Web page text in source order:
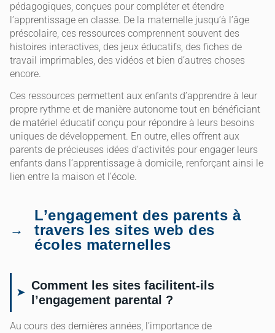
pédagogiques, conçues pour compléter et étendre
l’apprentissage en classe. De la maternelle jusqu’à l’âge
préscolaire, ces ressources comprennent souvent des
histoires interactives, des jeux éducatifs, des fiches de
travail imprimables, des vidéos et bien d’autres choses
encore.
Ces ressources permettent aux enfants d’apprendre à leur
propre rythme et de manière autonome tout en bénéficiant
de matériel éducatif conçu pour répondre à leurs besoins
uniques de développement. En outre, elles offrent aux
parents de précieuses idées d’activités pour engager leurs
enfants dans l’apprentissage à domicile, renforçant ainsi le
lien entre la maison et l’école.
L’engagement des parents à
travers les sites web des
écoles maternelles
Comment les sites facilitent-ils
l’engagement parental ?
Au cours des dernières années, l’importance de